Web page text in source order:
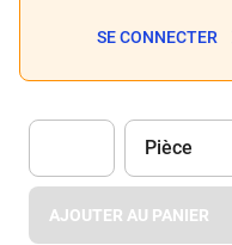
SE CONNECTER
Unité
Pièce
AJOUTER AU PANIER